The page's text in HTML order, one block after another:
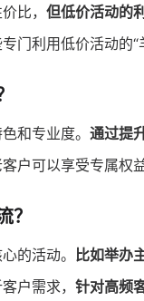
比， 但低价活动的
门利用低价活动的“
和专业度。 通过提
户可以享受专属权益
？
的活动。 比如举办
户需求， 针对高频